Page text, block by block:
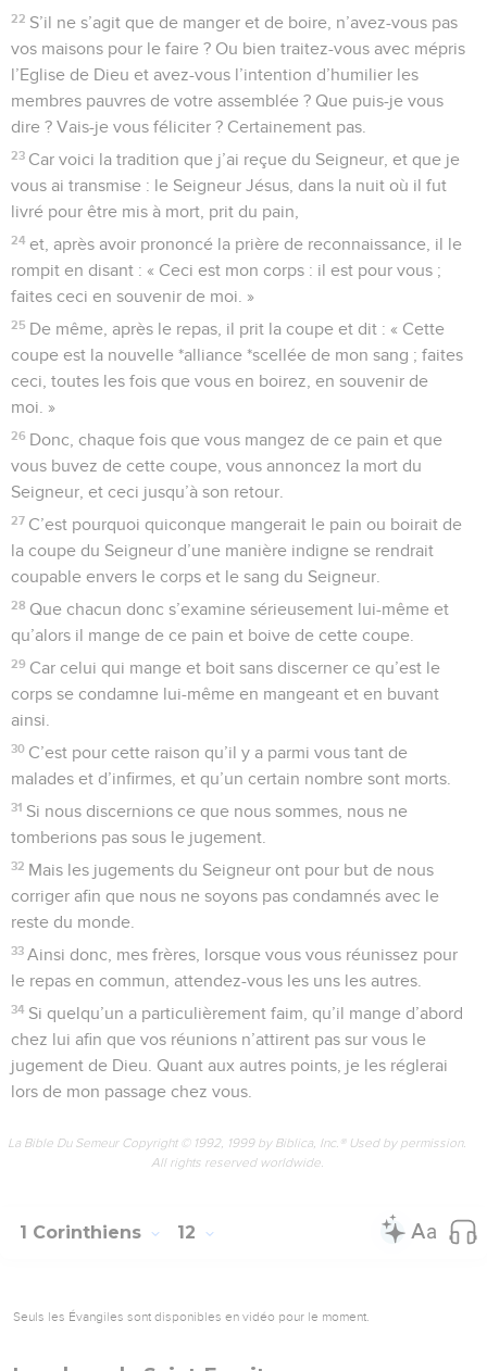
22 S’il ne s’agit que de manger et de boire, n’avez-vous pas
vos maisons pour le faire ? Ou bien traitez-vous avec mépris
l’Eglise de Dieu et avez-vous l’intention d’humilier les
membres pauvres de votre assemblée ? Que puis-je vous
dire ? Vais-je vous féliciter ? Certainement pas.
23 Car voici la tradition que j’ai reçue du Seigneur, et que je
vous ai transmise : le Seigneur Jésus, dans la nuit où il fut
livré pour être mis à mort, prit du pain,
24 et, après avoir prononcé la prière de reconnaissance, il le
rompit en disant : « Ceci est mon corps : il est pour vous ;
faites ceci en souvenir de moi. »
25 De même, après le repas, il prit la coupe et dit : « Cette
coupe est la nouvelle *alliance *scellée de mon sang ; faites
ceci, toutes les fois que vous en boirez, en souvenir de
moi. »
26 Donc, chaque fois que vous mangez de ce pain et que
vous buvez de cette coupe, vous annoncez la mort du
Seigneur, et ceci jusqu’à son retour.
27 C’est pourquoi quiconque mangerait le pain ou boirait de
la coupe du Seigneur d’une manière indigne se rendrait
coupable envers le corps et le sang du Seigneur.
28 Que chacun donc s’examine sérieusement lui-même et
qu’alors il mange de ce pain et boive de cette coupe.
29 Car celui qui mange et boit sans discerner ce qu’est le
corps se condamne lui-même en mangeant et en buvant
ainsi.
30 C’est pour cette raison qu’il y a parmi vous tant de
malades et d’infirmes, et qu’un certain nombre sont morts.
31 Si nous discernions ce que nous sommes, nous ne
tomberions pas sous le jugement.
32 Mais les jugements du Seigneur ont pour but de nous
corriger afin que nous ne soyons pas condamnés avec le
reste du monde.
33 Ainsi donc, mes frères, lorsque vous vous réunissez pour
le repas en commun, attendez-vous les uns les autres.
34 Si quelqu’un a particulièrement faim, qu’il mange d’abord
chez lui afin que vos réunions n’attirent pas sur vous le
jugement de Dieu. Quant aux autres points, je les réglerai
lors de mon passage chez vous.
La Bible Du Semeur Copyright © 1992, 1999 by Biblica, Inc.® Used by permission.
All rights reserved worldwide.
1 Corinthiens 12
Seuls les Évangiles sont disponibles en vidéo pour le moment.